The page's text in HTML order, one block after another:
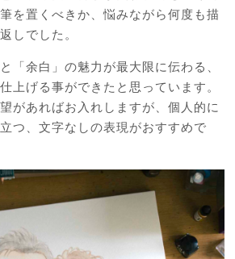
を置くべきか、悩みながら何度も描
しでした。
「余白」の魅力が最大限に伝わる、
上げる事ができたと思っています。
があればお入れしますが、個人的に
つ、文字なしの表現がおすすめで